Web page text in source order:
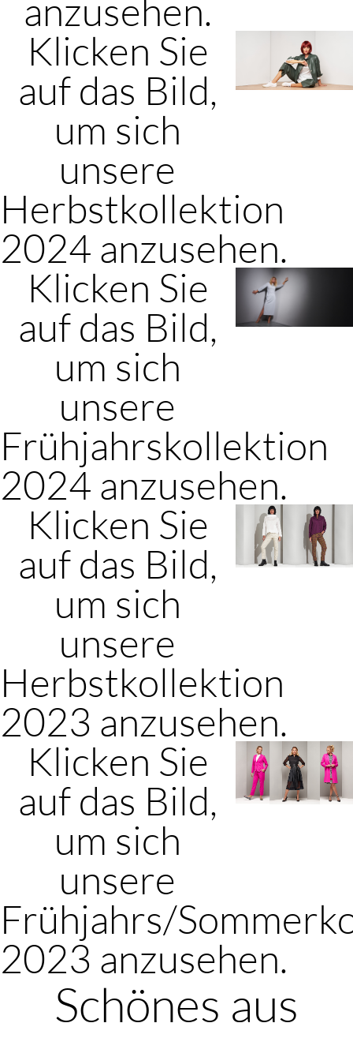
anzusehen.
Klicken Sie
auf das Bild,
um sich
unsere
Herbstkollektion
2024 anzusehen.
Klicken Sie
auf das Bild,
um sich
unsere
Frühjahrskollektion
2024 anzusehen.
Klicken Sie
auf das Bild,
um sich
unsere
Herbstkollektion
2023 anzusehen.
Klicken Sie
auf das Bild,
um sich
unsere
Frühjahrs/
2023 anzusehen.
Schönes aus